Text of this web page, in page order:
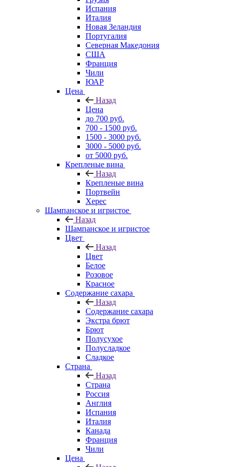
Испания
Италия
Новая Зеландия
Португалия
Северная Македония
США
Франция
Чили
ЮАР
Цена
Назад
Цена
до 700 руб.
700 - 1500 руб.
1500 - 3000 руб.
3000 - 5000 руб.
от 5000 руб.
Крепленые вина
Назад
Крепленые вина
Портвейн
Херес
Шампанское и игристое
Назад
Шампанское и игристое
Цвет
Назад
Цвет
Белое
Розовое
Красное
Содержание сахара
Назад
Содержание сахара
Экстра брют
Брют
Полусухое
Полусладкое
Сладкое
Страна
Назад
Страна
Россия
Англия
Испания
Италия
Канада
Франция
Чили
Цена